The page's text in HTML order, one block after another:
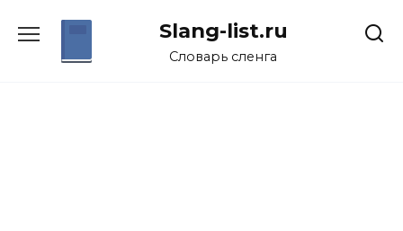
Slang-list.ru
Словарь сленга